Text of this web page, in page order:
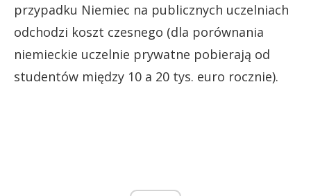
przypadku Niemiec na publicznych uczelniach
odchodzi koszt czesnego (dla porównania
niemieckie uczelnie prywatne pobierają od
studentów między 10 a 20 tys. euro rocznie).